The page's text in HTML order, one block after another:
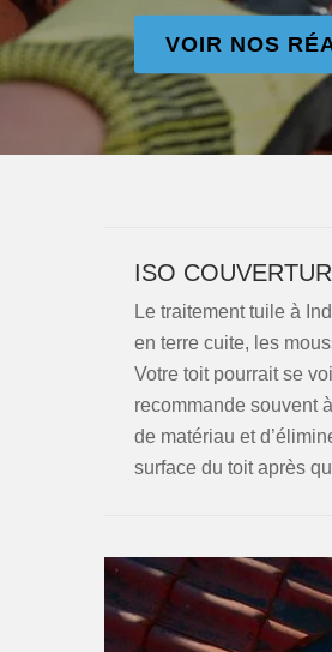
VOIR NOS
ISO
Le traitement tuile à
en terre cuite, les
Votre toit pourrait se
recommande souvent
de matériau et
surface du toit après